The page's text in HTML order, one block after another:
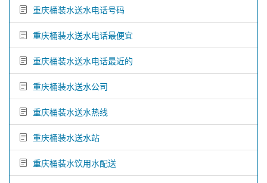
重庆桶装水送水电话号码
重庆桶装水送水电话最便宜
重庆桶装水送水电话最近的
重庆桶装水送水公司
重庆桶装水送水热线
重庆桶装水送水站
重庆桶装水饮用水配送